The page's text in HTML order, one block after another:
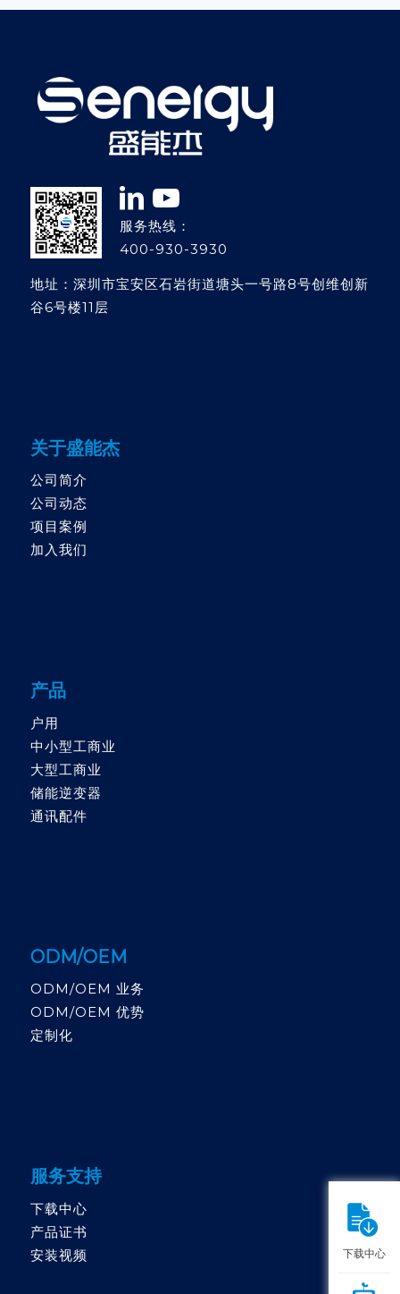
服务热线：
400-930-3930
地址：深圳市宝安区石岩街道塘头一号路8号创维创新
谷6号楼11层
关于盛能杰
公司简介
公司动态
项目案例
加入我们
产品
户用
中小型工商业
大型工商业
储能逆变器
通讯配件
ODM/OEM
ODM/OEM 业务
ODM/OEM 优势
定制化
服务支持
下载中心
产品证书
安装视频
下载中心